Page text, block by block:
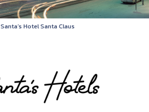
Santa’s Hotel Santa Claus